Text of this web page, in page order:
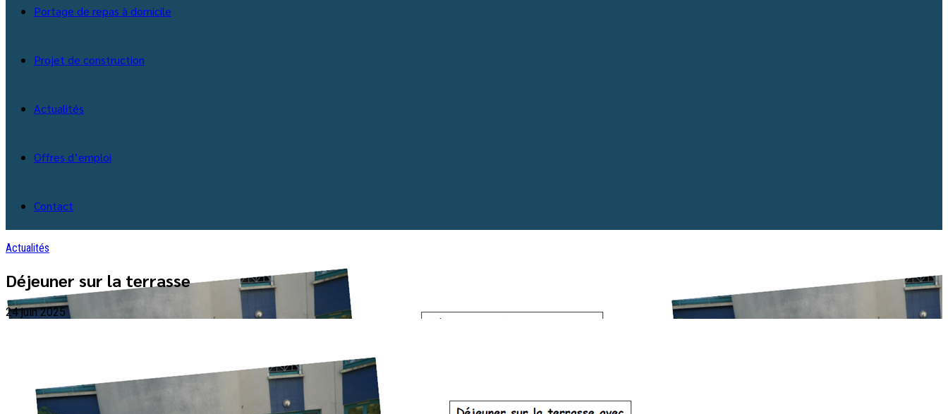
Portage de repas à domicile
Projet de construction
Actualités
Offres d’emploi
Contact
Actualités
Déjeuner sur la terrasse
24 juin 2025